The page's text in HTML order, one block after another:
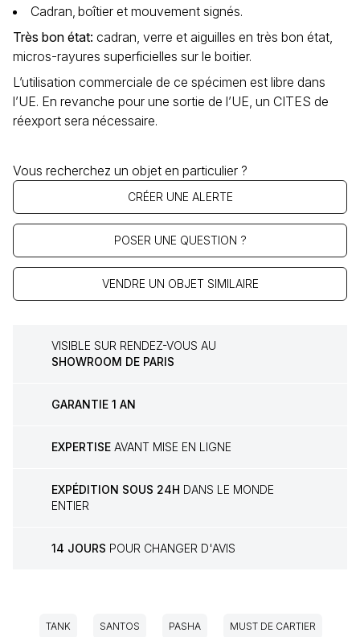
Cadran‚ boîtier et mouvement signés.
Très bon état: cadran, verre et aiguilles en très bon état,
micros-rayures superficielles sur le boitier.
L’utilisation commerciale de ce spécimen est libre dans
l’UE. En revanche pour une sortie de l’UE, un CITES de
réexport sera nécessaire.
Vous recherchez un objet en particulier ?
CRÉER UNE ALERTE
POSER UNE QUESTION ?
VENDRE UN OBJET SIMILAIRE
VISIBLE SUR RENDEZ-VOUS AU
SHOWROOM DE PARIS
GARANTIE 1 AN
EXPERTISE AVANT MISE EN LIGNE
EXPÉDITION SOUS 24H DANS LE MONDE
ENTIER
14 JOURS POUR CHANGER D'AVIS
TANK SANTOS PASHA MUST DE CARTIER